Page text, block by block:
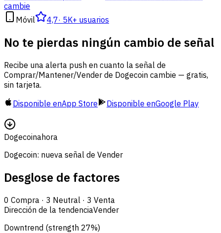
cambie
Móvil
4,7· 5K+ usuarios
No te pierdas ningún cambio de señal
Recibe una alerta push en cuanto la señal de
Comprar/Mantener/Vender de Dogecoin cambie — gratis,
sin tarjeta.
Disponible enApp Store Disponible enGoogle Play
Dogecoinahora
Dogecoin: nueva señal de Vender
Desglose de factores
0 Compra · 3 Neutral · 3 Venta
Dirección de la tendenciaVender
Downtrend (strength 27%)